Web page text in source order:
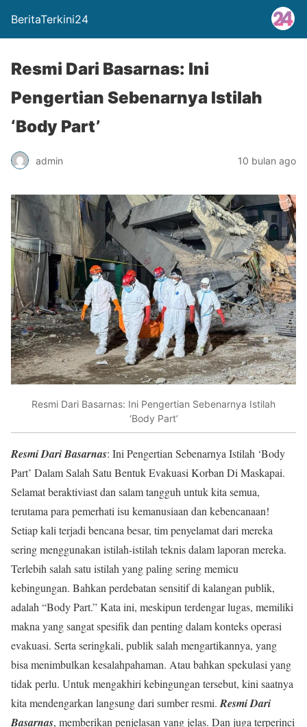
BeritaTerkini24
Resmi Dari Basarnas: Ini
Pengertian Sebenarnya Istilah
‘Body Part’
admin 10 bulan ago
Resmi Dari Basarnas: Ini Pengertian Sebenarnya Istilah
‘Body Part’
Resmi Dari Basarnas: Ini Pengertian Sebenarnya Istilah ‘Body
Part’ Dalam Salah Satu Bentuk Evakuasi Korban Di Maskapai.
Selamat beraktiviast dan salam tangguh untuk kita semua,
terutama para pemerhati isu kemanusiaan dan kebencanaan!
Setiap kali terjadi bencana besar, tim penyelamat dari mereka
sering menggunakan istilah-istilah teknis dalam laporan mereka.
Terlebih salah satu istilah yang paling sering memicu
kebingungan. Bahkan perdebatan sensitif di kalangan publik,
adalah “Body Part.” Kata ini, meskipun terdengar lugas, memiliki
makna yang sangat spesifik dan penting dalam konteks operasi
evakuasi. Serta seringkali, publik salah mengartikannya, yang
bisa menimbulkan kesalahpahaman. Atau bahkan spekulasi yang
tidak perlu. Untuk mengakhiri kebingungan tersebut, kini saatnya
kita mendengarkan langsung dari sumber resmi. Resmi Dari
Basarnas, memberikan penjelasan yang jelas. Dan juga terperinci